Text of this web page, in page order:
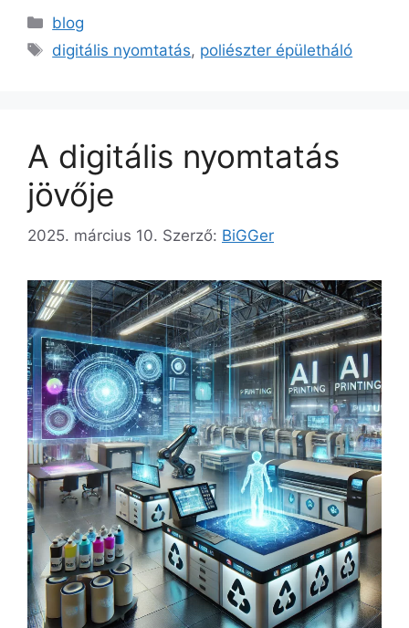
blog
digitális nyomtatás, poliészter épületháló
A digitális nyomtatás
jövője
2025. március 10. Szerző: BiGGer